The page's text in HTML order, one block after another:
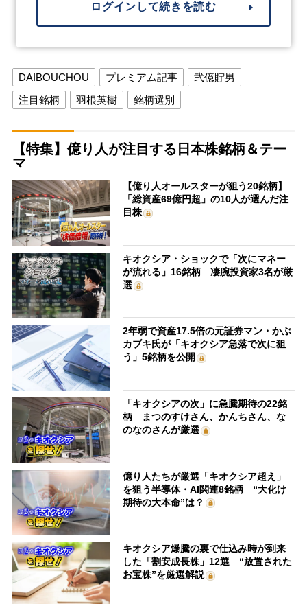
ログインして続きを読む
DAIBOUCHOU プレミアム記事
弐億貯男
注目銘柄
羽根英樹 銘柄選別
【特集】億り人が注目する日本株銘柄＆テー
マ
【億り人オールスターが狙う20銘柄】
「総資産69億円超」の10人が選んだ注
目株
キオクシア・ショックで「次にマネー
が流れる」16銘柄 凄腕投資家3名が厳
選
2年弱で資産17.5倍の元証券マン・かぶ
カブキ氏が「キオクシア急落で次に狙
う」5銘柄を公開
「キオクシアの次」に急騰期待の22銘
柄 まつのすけさん、かんちさん、な
のなのさんが厳選
億り人たちが厳選「キオクシア超え」
を狙う半導体・AI関連8銘柄 “大化け
期待の大本命”は？
キオクシア爆騰の裏で仕込み時が到来
した「割安成長株」12選 “放置された
お宝株”を厳選解説